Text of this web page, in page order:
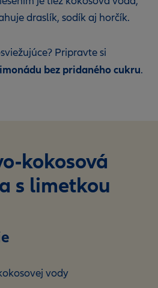
draslík, sodík aj horčík.
Pripravte si
bez pridaného cukru.
kokosová
s limetkou
vody